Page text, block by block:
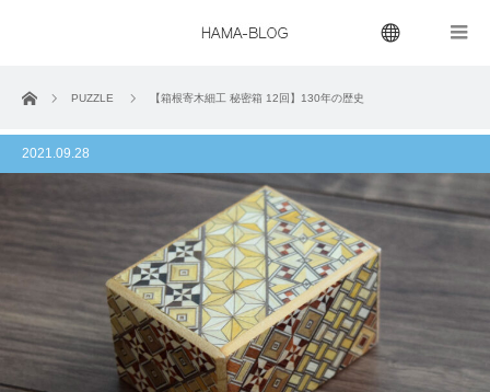
ホーム PUZZLE 【箱根寄木細工 秘密箱 12回】130年の歴史
2021.09.28